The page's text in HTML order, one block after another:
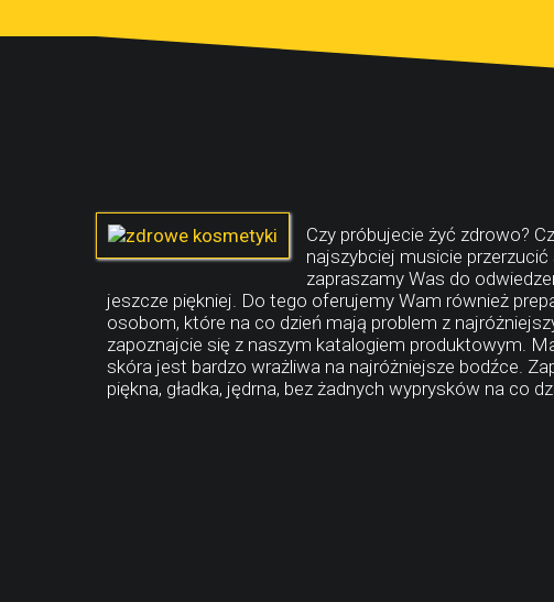
Czy próbujecie żyć zdrowo?
najszybciej musicie
zapraszamy Was do
jeszcze piękniej. Do tego oferujemy Wam również
osobom, które na co dzień mają problem z
zapoznajcie się z naszym katalogiem produktowym.
skóra jest bardzo wrażliwa na najróżniejsze bodźce.
piękna, gładka, jędrna, bez żadnych wyprysków na co